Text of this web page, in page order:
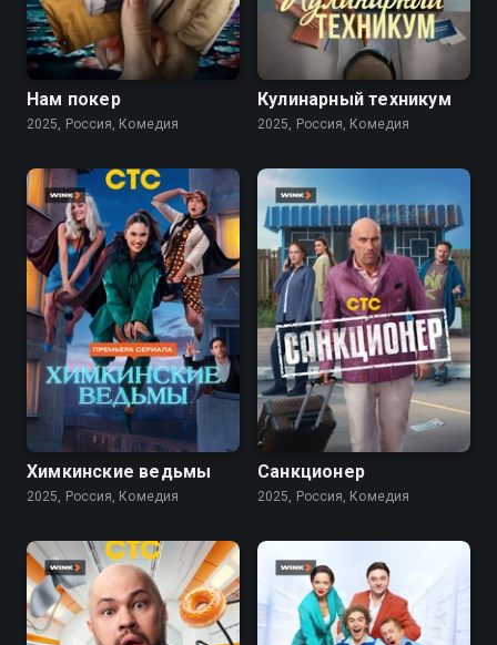
7.6
Нам покер
2025, Россия, Комедия
7.8
Кулинарный техникум
2025, Россия, Комедия
7.9
Химкинские ведьмы
2025, Россия, Комедия
7.5
Санкционер
2025, Россия, Комедия